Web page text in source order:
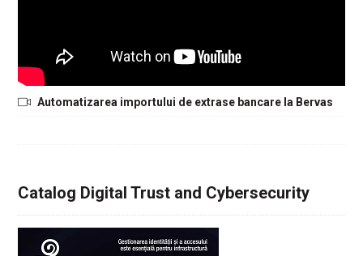
Automatizarea importului de extrase bancare la Bervas
Catalog Digital Trust and Cybersecurity